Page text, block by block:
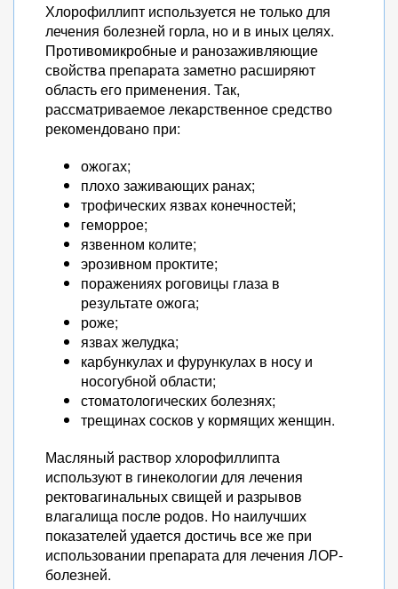
Хлорофиллипт используется не только для
лечения болезней горла, но и в иных целях.
Противомикробные и ранозаживляющие
свойства препарата заметно расширяют
область его применения. Так,
рассматриваемое лекарственное средство
рекомендовано при:
ожогах;
плохо заживающих ранах;
трофических язвах конечностей;
геморрое;
язвенном колите;
эрозивном проктите;
поражениях роговицы глаза в
результате ожога;
роже;
язвах желудка;
карбункулах и фурункулах в носу и
носогубной области;
стоматологических болезнях;
трещинах сосков у кормящих женщин.
Масляный раствор хлорофиллипта
используют в гинекологии для лечения
ректовагинальных свищей и разрывов
влагалища после родов. Но наилучших
показателей удается достичь все же при
использовании препарата для лечения ЛОР-
болезней.